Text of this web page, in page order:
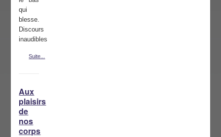
qui
blesse.
Discours
inaudibles
Suite...
Aux
plaisirs
de
nos
corps